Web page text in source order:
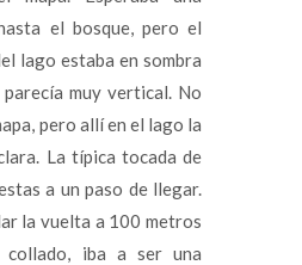
el bosque, pero el
lago estaba en sombra
muy vertical. No
pero allí en el lago la
La típica tocada de
a un paso de llegar.
la vuelta a 100 metros
collado, iba a ser una